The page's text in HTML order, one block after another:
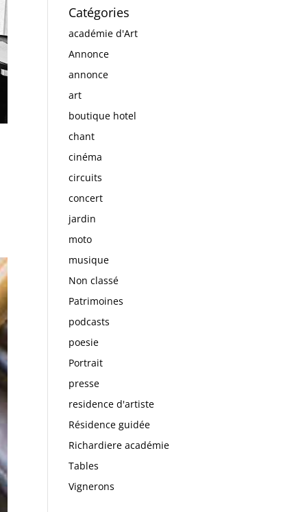
Catégories
académie d'Art
Annonce
annonce
art
boutique hotel
chant
cinéma
circuits
concert
jardin
moto
musique
Non classé
Patrimoines
podcasts
poesie
Portrait
presse
residence d'artiste
Résidence guidée
Richardiere académie
Tables
Vignerons